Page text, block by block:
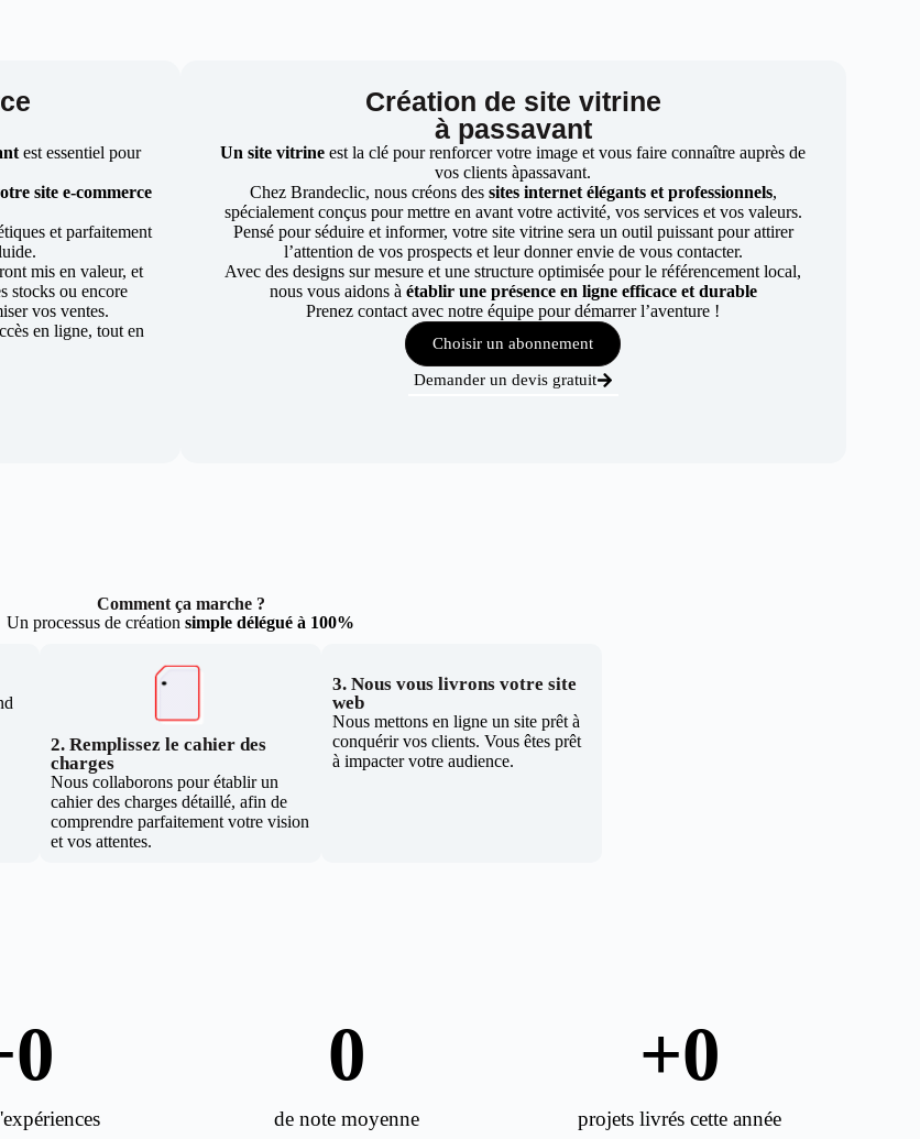
est essentiel pour
site e-commerce
et parfaitement
mis en valeur, et
stocks ou encore
vos ventes.
en ligne, tout en
Création de site vitrine
à passavant
Un site vitrine est la clé pour renforcer votre image et vous faire connaître auprès de
vos clients àpassavant.
Chez Brandeclic, nous créons dessites internet élégants et professionnels,
spécialement conçus pour mettre en avant votre activité, vos services et vos valeurs.
Pensé pour séduire et informer, votre site vitrine sera un outil puissant pour attirer
l’attention de vos prospects et leur donner envie de vous contacter.
Avec des designs sur mesure et une structure optimisée pour le référencement local,
nous vous aidons à établir une présence en ligne efficace et durable
Prenez contact avec notre équipe pour démarrer l’aventure !
Choisir un abonnement
Demander un devis gratuit
Comment ça marche ?
Un processus de création simple délégué à 100%
2. Remplissez le cahier des
charges
Nous collaborons pour établir un
cahier des charges détaillé, afin de
comprendre parfaitement votre vision
et vos attentes.
3. Nous vous livrons votre site
web
Nous mettons en ligne un site prêt à
conquérir vos clients. Vous êtes prêt
à impacter votre audience.
0
de note moyenne
0
projets livrés cette année
+0